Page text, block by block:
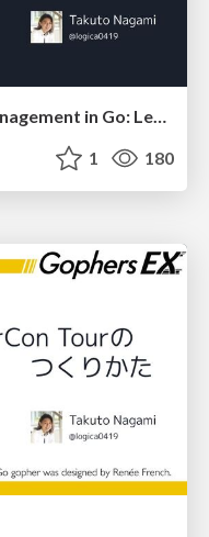
Fundamentals of Memory Management in Go: Learning Through the History
1 180